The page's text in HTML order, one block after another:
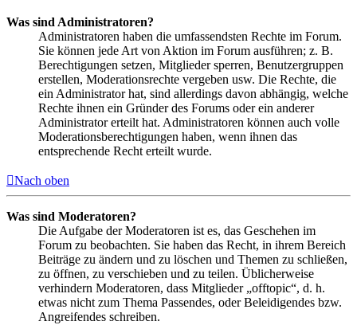
Was sind Administratoren?
Administratoren haben die umfassendsten Rechte im Forum.
Sie können jede Art von Aktion im Forum ausführen; z. B.
Berechtigungen setzen, Mitglieder sperren, Benutzergruppen
erstellen, Moderationsrechte vergeben usw. Die Rechte, die
ein Administrator hat, sind allerdings davon abhängig, welche
Rechte ihnen ein Gründer des Forums oder ein anderer
Administrator erteilt hat. Administratoren können auch volle
Moderationsberechtigungen haben, wenn ihnen das
entsprechende Recht erteilt wurde.
Nach oben
Was sind Moderatoren?
Die Aufgabe der Moderatoren ist es, das Geschehen im
Forum zu beobachten. Sie haben das Recht, in ihrem Bereich
Beiträge zu ändern und zu löschen und Themen zu schließen,
zu öffnen, zu verschieben und zu teilen. Üblicherweise
verhindern Moderatoren, dass Mitglieder „offtopic“, d. h.
etwas nicht zum Thema Passendes, oder Beleidigendes bzw.
Angreifendes schreiben.